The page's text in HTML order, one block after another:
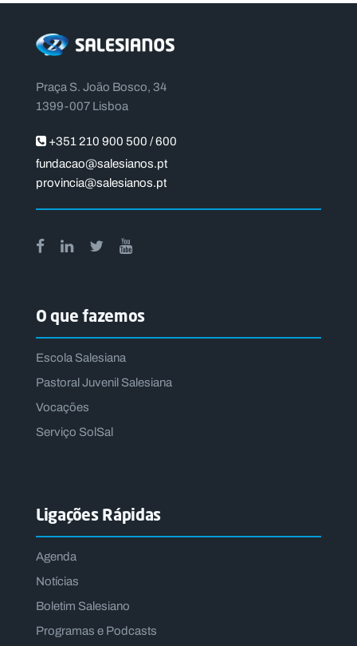
Praça S. João Bosco, 34
1399-007 Lisboa
+351 210 900 500 / 600
fundacao@salesianos.pt
provincia@salesianos.pt
O que fazemos
Escola Salesiana
Pastoral Juvenil Salesiana
Vocações
Serviço SolSal
Ligações Rápidas
Agenda
Notícias
Boletim Salesiano
Programas e Podcasts